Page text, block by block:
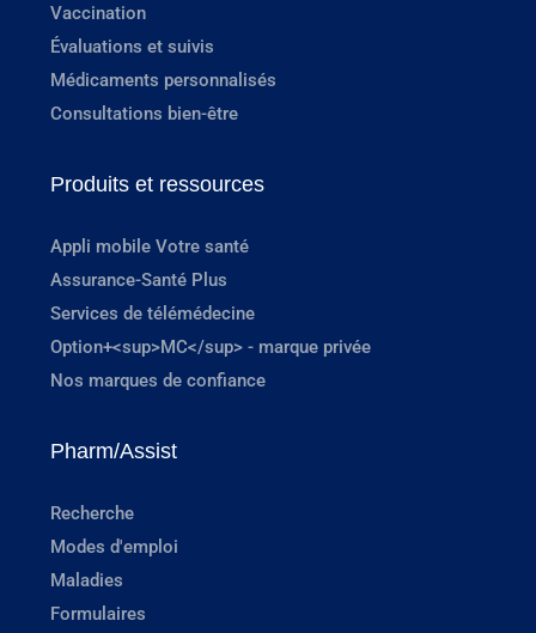
Vaccination
Évaluations et suivis
Médicaments personnalisés
Consultations bien-être
Produits et ressources
Appli mobile Votre santé
Assurance-Santé Plus
Services de télémédecine
Option+<sup>MC</sup> - marque privée
Nos marques de confiance
Pharm/Assist
Recherche
Modes d'emploi
Maladies
Formulaires